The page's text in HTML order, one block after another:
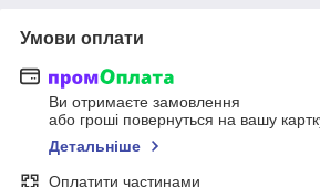
Умови оплати
Ви отримаєте замовлення
або гроші повернуться на вашу
Детальніше
Оплатити частинами